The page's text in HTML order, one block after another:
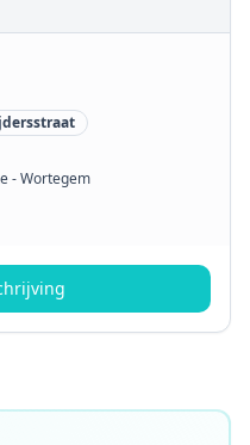
- Wortegem